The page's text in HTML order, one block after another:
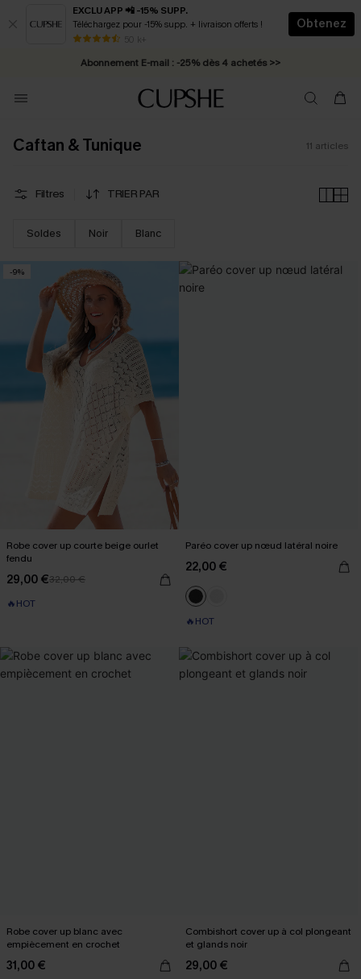
EXCLU APP 📲 -15% SUPP.
Téléchargez pour -15% supp. + livraison offerts !
50 k+
Obtenez
* Livraison éclair 2-3 jours ouvrés >>
Abonnement E-mail : -25% dès 4 achetés >>
Caftan & Tunique 11 articles
Filtres TRIER PAR
Soldes Noir Blanc
-9%
Robe cover up courte beige ourlet
fendu
29,00 €32,00 €
🔥HOT
Paréo cover up nœud latéral noire
22,00 €
🔥HOT
Robe cover up blanc avec
empiècement en crochet
31,00 €
Combishort cover up à col plongeant
et glands noir
29,00 €